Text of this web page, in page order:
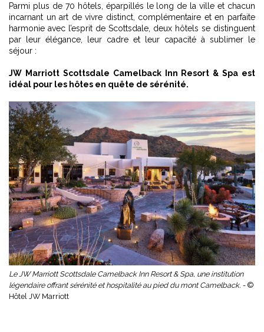
Parmi plus de 70 hôtels, éparpillés le long de la ville et chacun
incarnant un art de vivre distinct, complémentaire et en parfaite
harmonie avec l’esprit de Scottsdale, deux hôtels se distinguent
par leur élégance, leur cadre et leur capacité à sublimer le
séjour :
JW Marriott Scottsdale Camelback Inn Resort & Spa est
idéal pour les hôtes en quête de sérénité.
Le JW Marriott Scottsdale Camelback Inn Resort & Spa, une institution
légendaire offrant sérénité et hospitalité au pied du mont Camelback. - ©
Hôtel JW Marriott